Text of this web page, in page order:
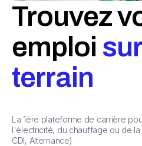
Trouvez
emploi
terrain
La 1ère plateforme de carrière
l'électricité, du chauffage ou de la
CDI, Alternance)